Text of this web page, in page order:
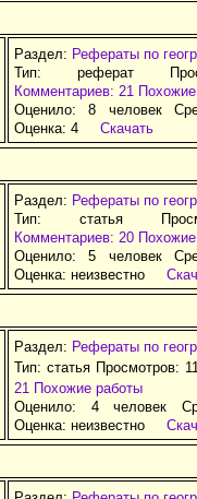
Раздел: Рефераты по
Тип: реферат
Комментариев: 21
Оценило: 8 человек
Оценка: 4 Скачать
Раздел: Рефераты по
Тип: статья
Комментариев: 20
Оценило: 5 человек
Оценка: неизвестно
Раздел: Рефераты по
Тип: статья Просмотров:
21 Похожие работы
Оценило: 4 человек
Оценка: неизвестно